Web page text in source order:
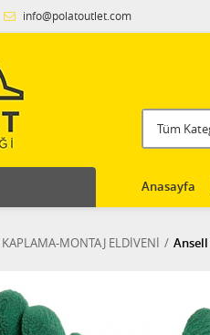
info@polatoutlet.com
Anasayfa
KAPLAMA-MONTAJ ELDİVENİ Ansell